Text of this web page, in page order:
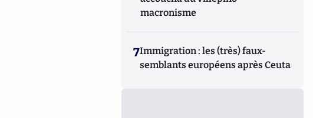
macronisme
7Immigration : les (très) faux-
semblants européens après Ceuta